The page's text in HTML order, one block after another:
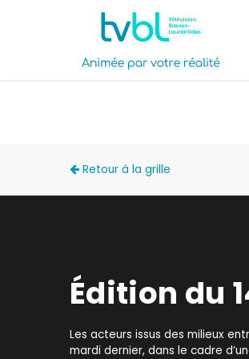
Retour à la grille
Édition du
Les acteurs issus des milieux
mardi dernier, dans le cadre